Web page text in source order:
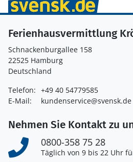
Ferienhausvermittlung
Schnackenburgallee 158
22525 Hamburg
Deutschland
Telefon: +49 40 54779585
E-Mail:
kundenservice@svensk.de
Nehmen Sie Kontakt zu
0800-358 75 28
Täglich von 9 bis 22 Uhr